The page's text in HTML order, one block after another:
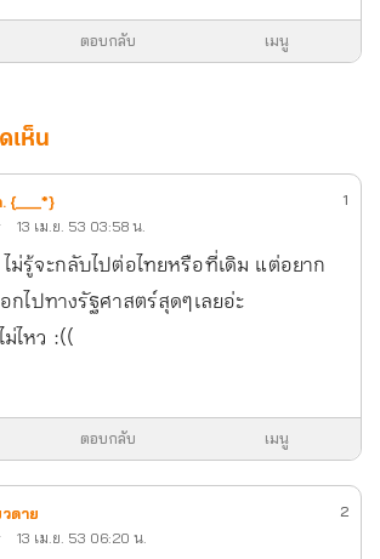
ตอบกลับ เมนู
เห็น
{___*}
13 เม.ย. 53 03:58 น.
1
ม่รู้จะกลับไปต่อไทยหรือที่เดิม แต่อยาก
ไปทางรัฐศาสตร์สุดๆเลยอ่ะ
ไหว :((
ตอบกลับ เมนู
ดาย
13 เม.ย. 53 06:20 น.
2